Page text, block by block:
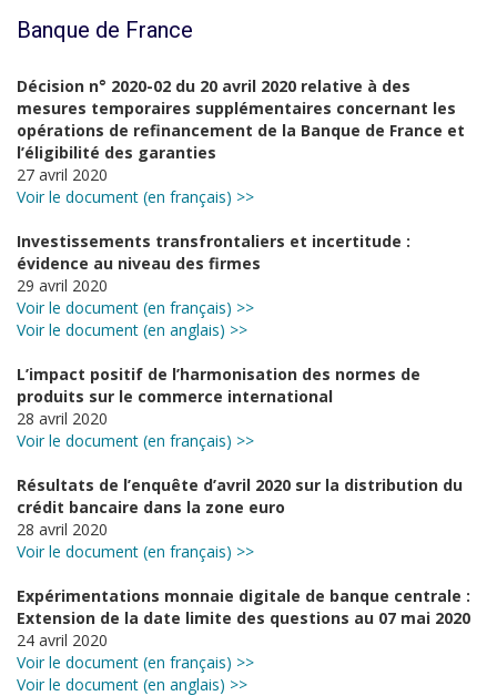
Banque de France
Décision n° 2020-02 du 20 avril 2020 relative à des
mesures temporaires supplémentaires concernant les
opérations de refinancement de la Banque de France et
l’éligibilité des garanties
27 avril 2020
Voir le document (en français) >>
Investissements transfrontaliers et incertitude :
évidence au niveau des firmes
29 avril 2020
Voir le document (en français) >>
Voir le document (en anglais) >>
L’impact positif de l’harmonisation des normes de
produits sur le commerce international
28 avril 2020
Voir le document (en français) >>
Résultats de l’enquête d’avril 2020 sur la distribution du
crédit bancaire dans la zone euro
28 avril 2020
Voir le document (en français) >>
Expérimentations monnaie digitale de banque centrale :
Extension de la date limite des questions au 07 mai 2020
24 avril 2020
Voir le document (en français) >>
Voir le document (en anglais) >>